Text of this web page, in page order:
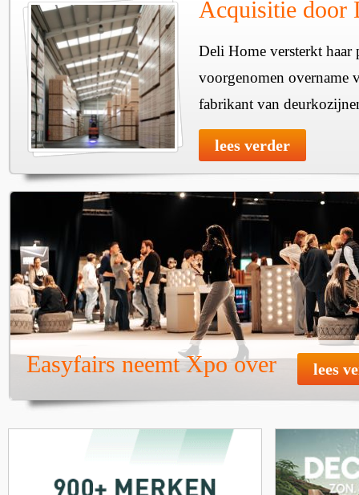
Acquisitie door
Deli Home versterkt haar
voorgenomen overname
fabrikant van
lees verder
Easyfairs neemt Xpo over lees